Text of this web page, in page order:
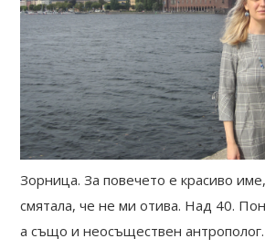
Зорница. За повечето е красиво
смятала, че не ми отива. Над 40.
а също и неосъществен